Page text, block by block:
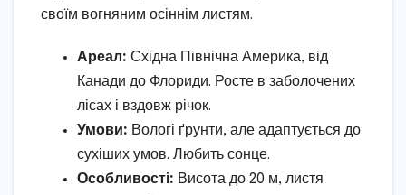
своїм вогняним осіннім листям.
Ареал: Східна Північна Америка, від
Канади до Флориди. Росте в заболочених
лісах і вздовж річок.
Умови: Вологі ґрунти, але адаптується до
сухіших умов. Любить сонце.
Особливості: Висота до 20 м, листя